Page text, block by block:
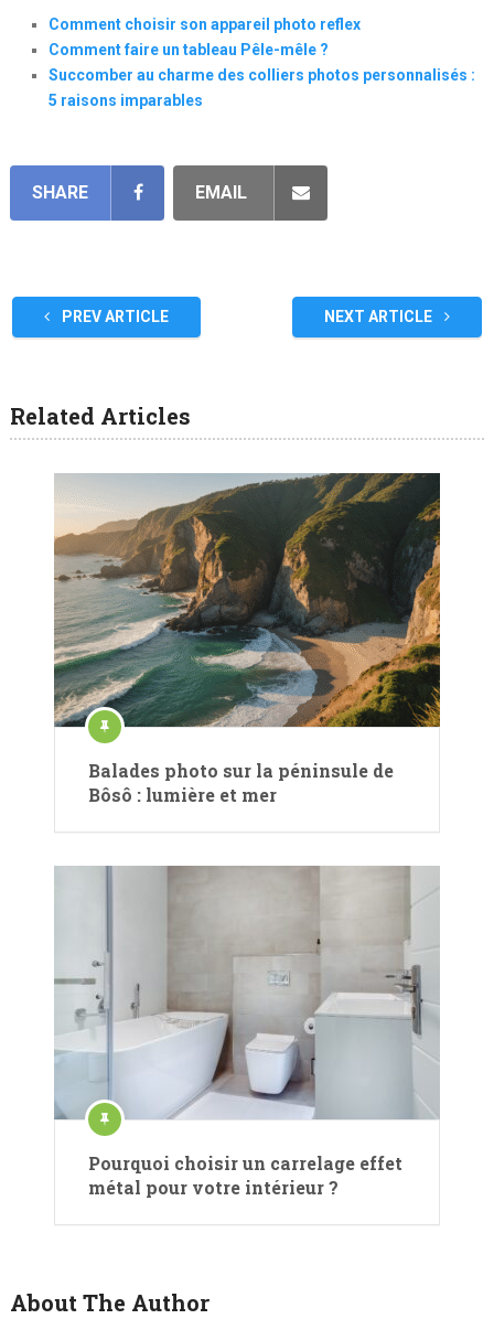
Comment choisir son appareil photo reflex
Comment faire un tableau Pêle-mêle ?
Succomber au charme des colliers photos personnalisés :
5 raisons imparables
SHARE EMAIL
PREV ARTICLE NEXT ARTICLE
Related Articles
Balades photo sur la péninsule de
Bôsô : lumière et mer
Pourquoi choisir un carrelage effet
métal pour votre intérieur ?
About The Author